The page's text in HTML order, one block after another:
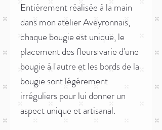
Entièrement réalisée à la main
dans mon atelier Aveyronnais,
chaque bougie est unique, le
placement des fleurs varie d'une
bougie à l'autre et les bords de la
bougie sont légérement
irréguliers pour lui donner un
aspect unique et artisanal.